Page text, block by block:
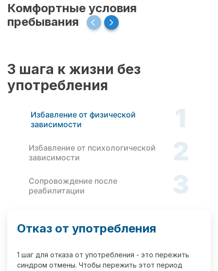
Комфортные условия
пребывания
3 шага к жизни без
употребления
Избавление от физической
зависимости
1
Избавление от психологической
зависимости
2
Сопровождение после
реабилитации
3
Отказ от употребления
1 шаг для отказа от употребления - это пережить
синдром отмены. Чтобы пережить этот период